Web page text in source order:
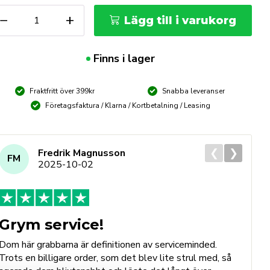
− + Lägg till i varukorg
Finns i lager
Fraktfritt över 399kr
Snabba leveranser
Företagsfaktura / Klarna / Kortbetalning / Leasing
FM
Fredrik Magnusson
2025-10-02
Grym service!
Dom här grabbarna är definitionen av serviceminded.
Trots en billigare order, som det blev lite strul med, så
❮ ❯